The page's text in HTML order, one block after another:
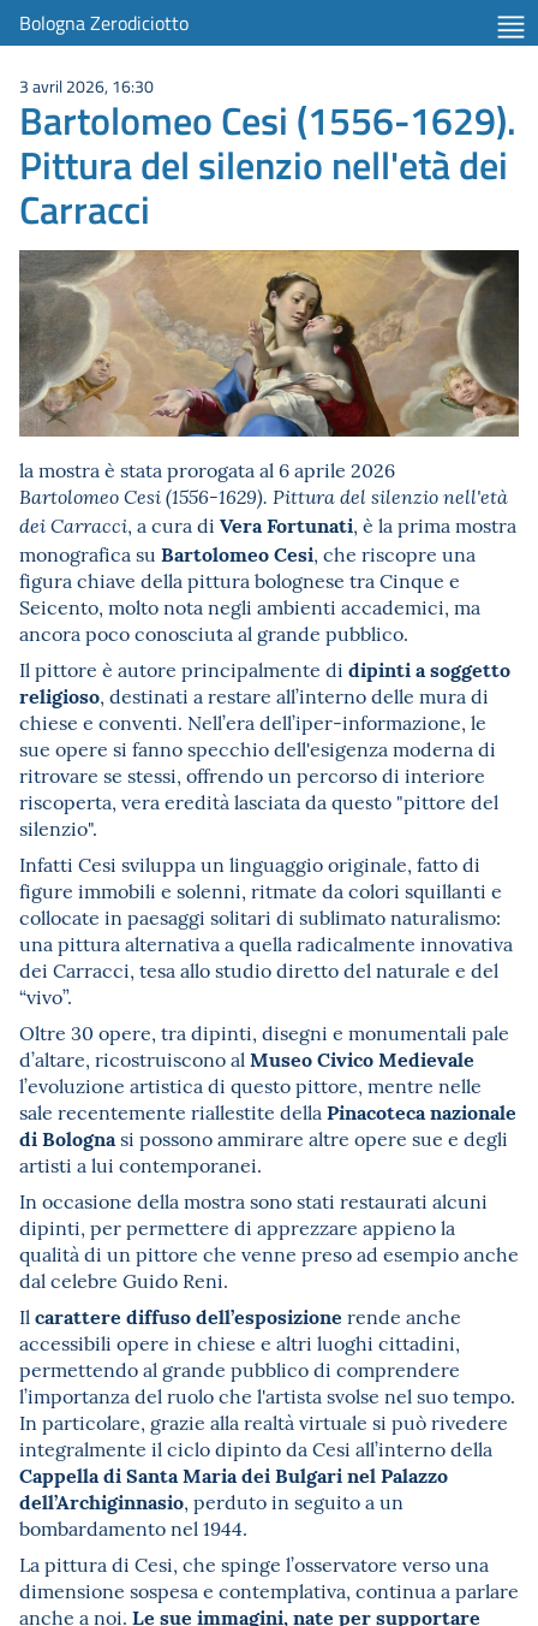
Bologna Zerodiciotto
3 avril 2026, 16:30
Bartolomeo Cesi (1556-1629).
Pittura del silenzio nell'età dei
Carracci
la mostra è stata prorogata al 6 aprile 2026
Bartolomeo Cesi (1556-1629). Pittura del silenzio nell'età
dei Carracci, a cura di Vera Fortunati, è la prima mostra
monografica su Bartolomeo Cesi, che riscopre una
figura chiave della pittura bolognese tra Cinque e
Seicento, molto nota negli ambienti accademici, ma
ancora poco conosciuta al grande pubblico.
Il pittore è autore principalmente di dipinti a soggetto
religioso, destinati a restare all’interno delle mura di
chiese e conventi. Nell’era dell’iper-informazione, le
sue opere si fanno specchio dell'esigenza moderna di
ritrovare se stessi, offrendo un percorso di interiore
riscoperta, vera eredità lasciata da questo "pittore del
silenzio".
Infatti Cesi sviluppa un linguaggio originale, fatto di
figure immobili e solenni, ritmate da colori squillanti e
collocate in paesaggi solitari di sublimato naturalismo:
una pittura alternativa a quella radicalmente innovativa
dei Carracci, tesa allo studio diretto del naturale e del
“vivo”.
Oltre 30 opere, tra dipinti, disegni e monumentali pale
d’altare, ricostruiscono alMuseo Civico Medievale
l’evoluzione artistica di questo pittore, mentre nelle
sale recentemente riallestite dellaPinacoteca nazionale
di Bolognasi possono ammirare altre opere sue e degli
artisti a lui contemporanei.
In occasione della mostra sono stati restaurati alcuni
dipinti, per permettere di apprezzare appieno la
qualità di un pittore che venne preso ad esempio anche
dal celebre Guido Reni.
Ilcarattere diffuso dell’esposizione rende anche
accessibili opere in chiese e altri luoghi cittadini,
permettendo al grande pubblico di comprendere
l’importanza del ruolo che l'artista svolse nel suo tempo.
In particolare, grazie alla realtà virtuale si può rivedere
integralmente il ciclo dipinto da Cesi all’interno della
Cappella di Santa Maria dei Bulgari nel Palazzo
dell’Archiginnasio, perduto in seguito a un
bombardamento nel 1944.
La pittura di Cesi, che spinge l’osservatore verso una
dimensione sospesa e contemplativa, continua a parlare
anche a noi. Le sue immagini, nate per supportare